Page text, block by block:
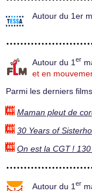
Autour du 1er
Autour du 1 er
et en
Parmi les derniers
Maman pleut de
30 Years of
On est la CGT !
Autour du 1 er